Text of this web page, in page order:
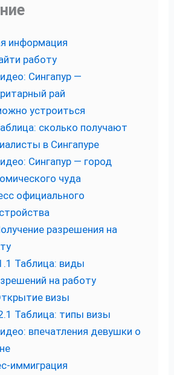
информация
работу
Сингапур —
рай
устроиться
сколько получают
в Сингапуре
Сингапур — город
чуда
официального
разрешения на
Таблица: виды
на работу
визы
Таблица: типы визы
впечатления девушки о
иммиграция